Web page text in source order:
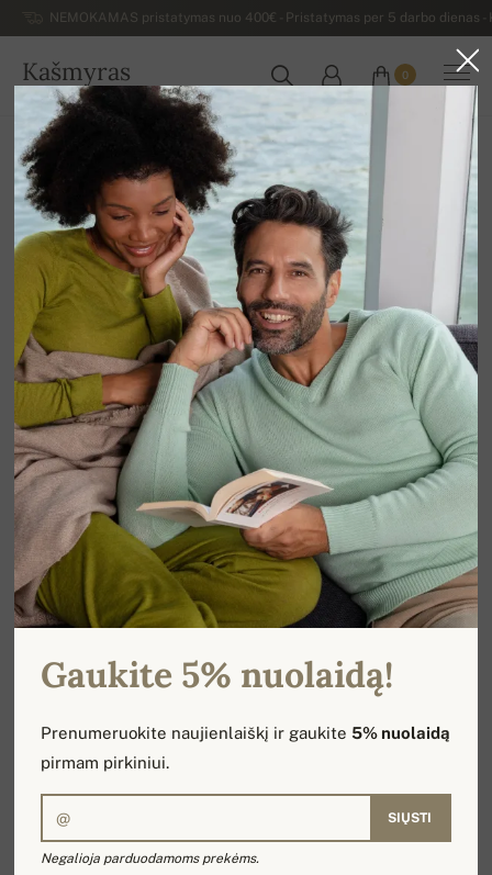
NEMOKAMAS pristatymas nuo 400€ - Pristatymas per 5 darbo dienas
Kašmyras
LIETUVA
0
Atgal MOTERIŠKI MEGZTINIAI
-17%
Gaukite 5% nuolaidą!
Prenumeruokite naujienlaiškį ir gaukite5% nuolaidą
pirmam pirkiniui.
SIŲSTI
Negalioja parduodamoms prekėms.